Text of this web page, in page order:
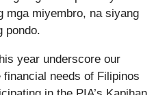
mga miyembro, na siyang
pondo.
year underscore our
needs of Filipinos